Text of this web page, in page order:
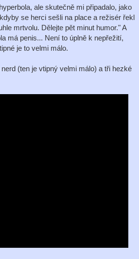
ale skutečně mi připadalo, jako
se herci sešli na place a režisér řekl
mrtvolu. Dělejte pět minut humor." A
má penis... Není to úplně k nepřežití,
je to velmi málo.
(ten je vtipný velmi málo) a tři hezké